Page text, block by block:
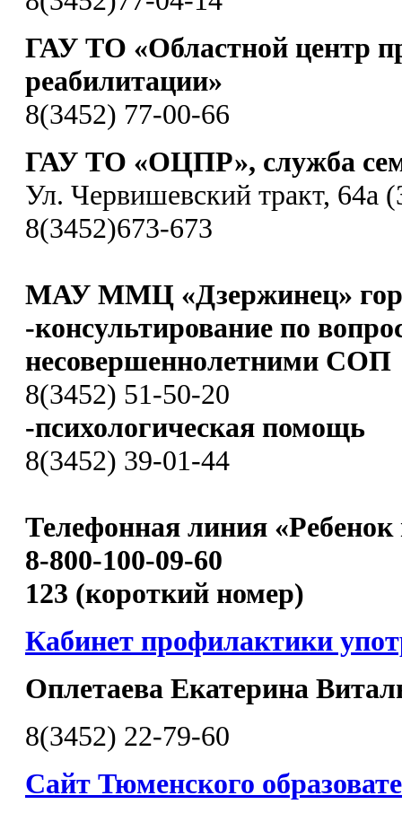
ГАУ ТО «Областной центр
реабилитации»
8(3452) 77-00-66
ГАУ ТО «ОЦПР», служба
Ул. Червишевский тракт, 64а
8(3452)673-673
МАУ ММЦ «Дзержинец»
-консультирование по
несовершеннолетними СОП
8(3452) 51-50-20
-психологическая помощь
8(3452) 39-01-44
Телефонная линия «Ребенок
8-800-100-09-60
123 (короткий номер)
Кабинет профилактики
Оплетаева Екатерина
8(3452) 22-79-60
Сайт Тюменского